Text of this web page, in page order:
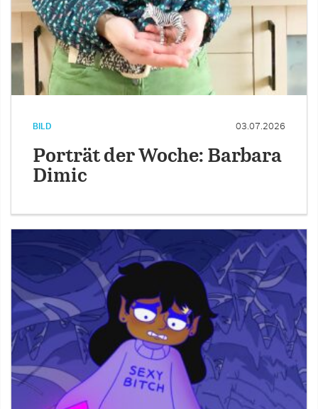
BILD 03.07.2026
Porträt der Woche: Barbara
Dimic